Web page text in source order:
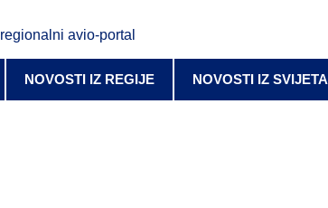
regionalni avio-portal
NOVOSTI IZ REGIJE NOVOSTI IZ SVIJETA